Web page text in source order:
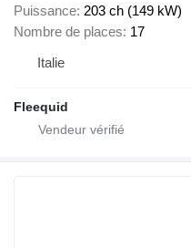
Puissance 203 ch (149 kW)
Nombre de places 17
Italie
Fleequid